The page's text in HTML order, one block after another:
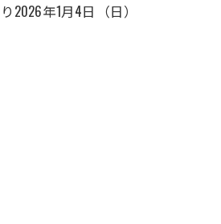
年1月4日（日）